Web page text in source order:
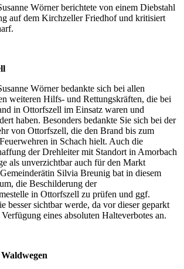
Wörner berichtete von einem Diebstahl
auf dem Kirchzeller Friedhof und kritisiert
Wörner bedankte sich bei allen
weiteren Hilfs- und Rettungskräften, die bei
in Ottorfszell im Einsatz waren und
haben. Besonders bedankte Sie sich bei der
von Ottorfszell, die den Brand bis zum
in Schach hielt. Auch die
der Drehleiter mit Standort in Amorbach
als unverzichtbar auch für den Markt
Silvia Breunig bat in diesem
die Beschilderung der
in Ottorfszell zu prüfen und ggf.
besser sichtbar werde, da vor dieser geparkt
eines absoluten Halteverbotes an.